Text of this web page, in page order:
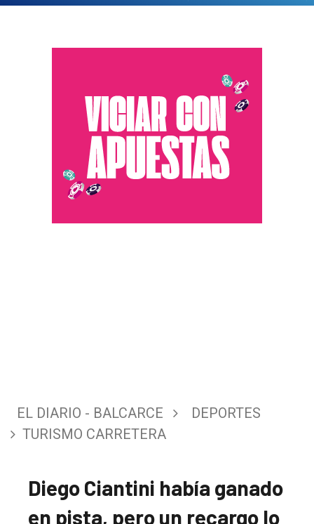
EL DIARIO - BALCARCE
DEPORTES
TURISMO CARRETERA
Diego Ciantini había ganado
en pista, pero un recargo lo